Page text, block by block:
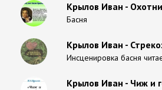
Крылов Иван -
Басня
Крылов Иван -
Инсценировка басня
Крылов Иван - Чиж и